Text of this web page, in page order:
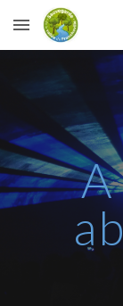
Skip to main
A